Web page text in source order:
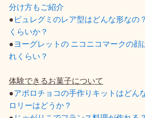
分け方もご紹介
● ピュレグミのレア型はどんな形なの
くらいか？
●ヨーグレットの ニコニコマークの顔
れくらい？
体験できるお菓子について
●アポロチョコの手作りキットはどん
ロリーはどうか？